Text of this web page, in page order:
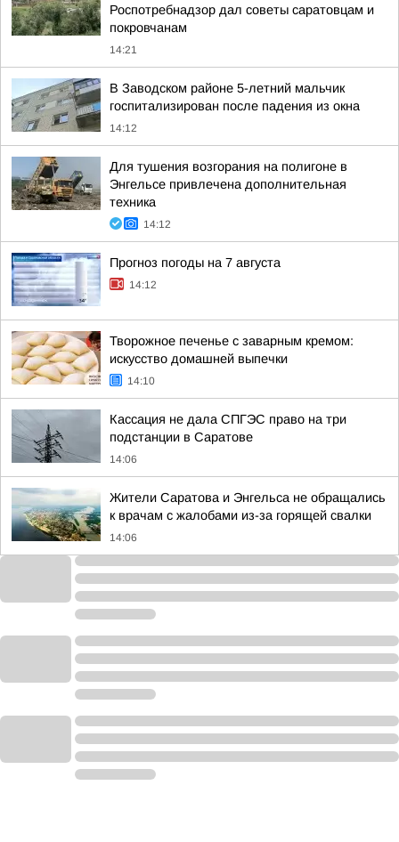
Роспотребнадзор дал советы саратовцам и
покровчанам
14:21
В Заводском районе 5-летний мальчик
госпитализирован после падения из окна
14:12
Для тушения возгорания на полигоне в
Энгельсе привлечена дополнительная
техника
14:12
Прогноз погоды на 7 августа
14:12
Творожное печенье с заварным кремом:
искусство домашней выпечки
14:10
Кассация не дала СПГЭС право на три
подстанции в Саратове
14:06
Жители Саратова и Энгельса не обращались
к врачам с жалобами из-за горящей свалки
14:06